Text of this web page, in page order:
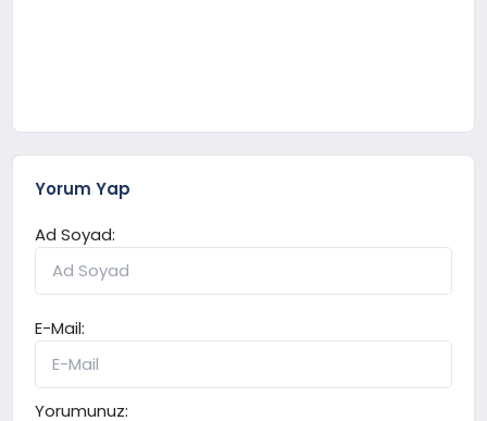
Yorum Yap
Ad Soyad:
E-Mail:
Yorumunuz: